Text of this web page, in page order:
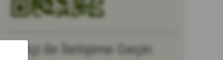
Çiftçi ile İletişime Geçin